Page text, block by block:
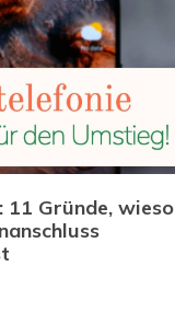
Gründe, wieso